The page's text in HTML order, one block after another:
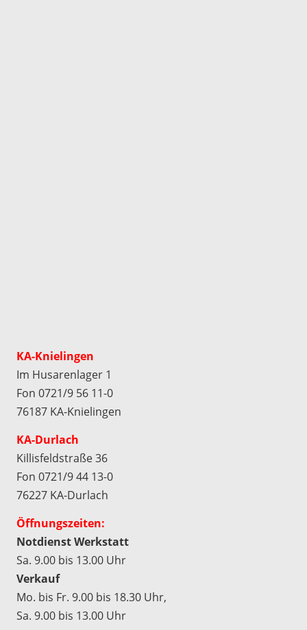
KA-Knielingen
Im Husarenlager 1
Fon 0721/9 56 11-0
76187 KA-Knielingen
KA-Durlach
Killisfeldstraße 36
Fon 0721/9 44 13-0
76227 KA-Durlach
Öffnungszeiten:
Notdienst Werkstatt
Sa. 9.00 bis 13.00 Uhr
Verkauf
Mo. bis Fr. 9.00 bis 18.30 Uhr,
Sa. 9.00 bis 13.00 Uhr